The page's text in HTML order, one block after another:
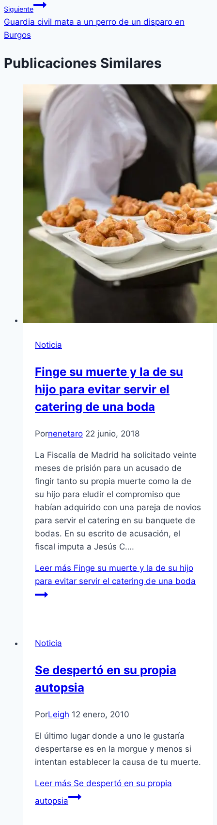
Siguiente
Guardia civil mata a un perro de un disparo en
Burgos
Publicaciones Similares
Noticia
Finge su muerte y la de su
hijo para evitar servir el
catering de una boda
Pornenetaro 22 junio, 2018
La Fiscalía de Madrid ha solicitado veinte
meses de prisión para un acusado de
fingir tanto su propia muerte como la de
su hijo para eludir el compromiso que
habían adquirido con una pareja de novios
para servir el catering en su banquete de
bodas. En su escrito de acusación, el
fiscal imputa a Jesús C….
Leer más Finge su muerte y la de su hijo
para evitar servir el catering de una boda
Noticia
Se despertó en su propia
autopsia
PorLeigh 12 enero, 2010
El último lugar donde a uno le gustarí­a
despertarse es en la morgue y menos si
intentan establecer la causa de tu muerte.
Leer más Se despertó en su propia
autopsia